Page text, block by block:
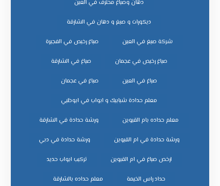
دهان وصباغ محترف في العين
ديكورات و صبغ و دهان في الشارقة
شركة صبغ في العين صباغ رخيص في الفجيرة
صباغ رخيص في عجمان صباغ في الشارقة
صباغ في العين صباغ في عجمان
معلم حدادة شبابيك و ابواب في ابوظبي
معلم حداده بام القيوين ورشة حدادة في الشارقة
ورشة حدادة في ام القيوين ورشة حدادة في دبي
ﺗﺮﻛﻴﺐ اﺑﻮاب ﺣﺪﻳﺪ
ﺣﺪاد راس اﻟﺨﻴﻤﺔ ﻣﻌﻠﻢ ﺣﺪاده ﺑﺎﻟﺸﺎرﻗﺔ